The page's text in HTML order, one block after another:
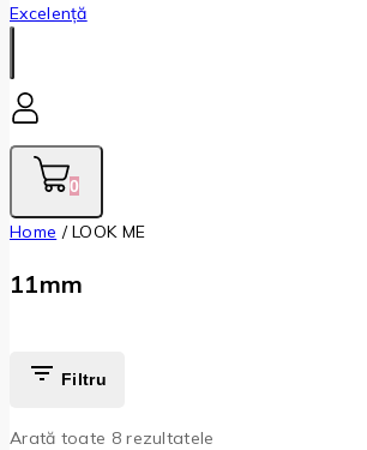
0
Home / LOOK ME
11mm
Filtru
Arată toate 8rezultatele